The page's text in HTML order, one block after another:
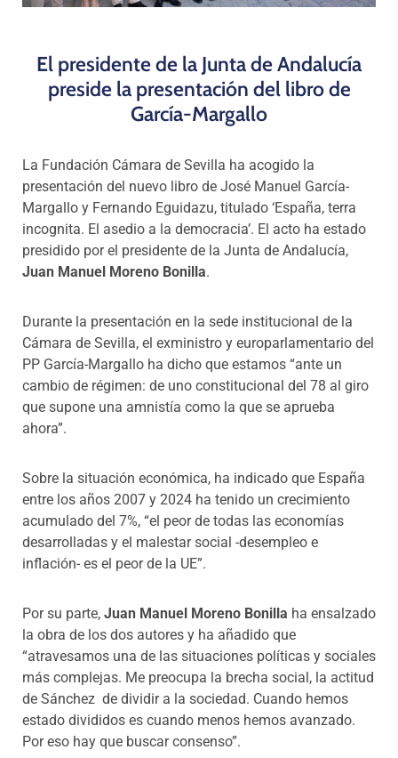
El presidente de la Junta de Andalucía
preside la presentación del libro de
García-Margallo
La Fundación Cámara de Sevilla ha acogido la
presentación del nuevo libro de José Manuel García-
Margallo y Fernando Eguidazu, titulado ‘España, terra
incognita. El asedio a la democracia’. El acto ha estado
presidido por el presidente de la Junta de Andalucía,
Juan Manuel Moreno Bonilla.
Durante la presentación en la sede institucional de la
Cámara de Sevilla, el exministro y europarlamentario del
PP García-Margallo ha dicho que estamos “ante un
cambio de régimen: de uno constitucional del 78 al giro
que supone una amnistía como la que se aprueba
ahora”.
Sobre la situación económica, ha indicado que España
entre los años 2007 y 2024 ha tenido un crecimiento
acumulado del 7%, “el peor de todas las economías
desarrolladas y el malestar social -desempleo e
inflación- es el peor de la UE”.
Por su parte, Juan Manuel Moreno Bonilla ha ensalzado
la obra de los dos autores y ha añadido que
“atravesamos una de las situaciones políticas y sociales
más complejas. Me preocupa la brecha social, la actitud
de Sánchez de dividir a la sociedad. Cuando hemos
estado divididos es cuando menos hemos avanzado.
Por eso hay que buscar consenso”.